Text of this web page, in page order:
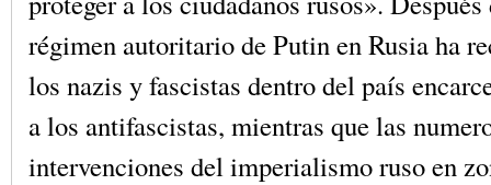
régimen autoritario de Putin en Rusia ha
los nazis y fascistas dentro del país
a los antifascistas, mientras que las
intervenciones del imperialismo ruso en